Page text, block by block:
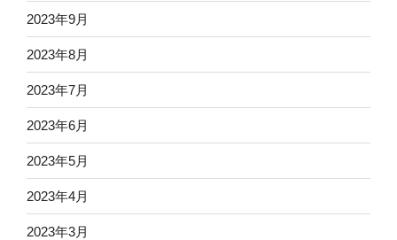
2023年9月
2023年8月
2023年7月
2023年6月
2023年5月
2023年4月
2023年3月